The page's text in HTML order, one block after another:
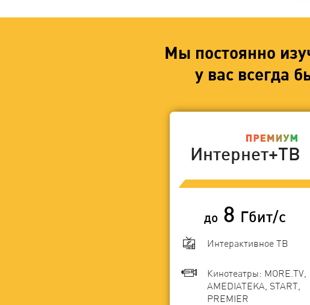
Мы постоянно
у вас всегда
Интернет+ТВ
до 8 Гбит/с
Интерактивное ТВ
Кинотеатры: MORE.TV,
AMEDIATEKA, START,
PREMIER